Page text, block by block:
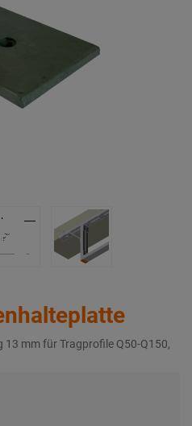
13 mm für Tragprofile Q50-Q150,